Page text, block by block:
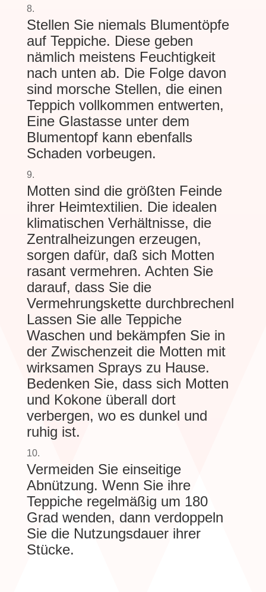
Stellen Sie niemals Blumentöpfe
auf Teppiche. Diese geben
nämlich meistens Feuchtigkeit
nach unten ab. Die Folge davon
sind morsche Stellen, die einen
Teppich vollkommen entwerten,
Eine Glastasse unter dem
Blumentopf kann ebenfalls
Schaden vorbeugen.
Motten sind die größten Feinde
ihrer Heimtextilien. Die idealen
klimatischen Verhältnisse, die
Zentralheizungen erzeugen,
sorgen dafür, daß sich Motten
rasant vermehren. Achten Sie
darauf, dass Sie die
Vermehrungskette durchbrechenl
Lassen Sie alle Teppiche
Waschen und bekämpfen Sie in
der Zwischenzeit die Motten mit
wirksamen Sprays zu Hause.
Bedenken Sie, dass sich Motten
und Kokone überall dort
verbergen, wo es dunkel und
ruhig ist.
Vermeiden Sie einseitige
Abnützung. Wenn Sie ihre
Teppiche regelmäßig um 180
Grad wenden, dann verdoppeln
Sie die Nutzungsdauer ihrer
Stücke.